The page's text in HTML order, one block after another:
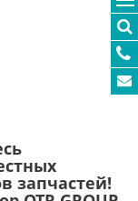
запчастей!